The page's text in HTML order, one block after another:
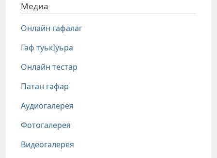
Медиа
Онлайн гафалаг
Гаф туькIуьра
Онлайн тестар
Патан гафар
Аудиогалерея
Фотогалерея
Видеогалерея